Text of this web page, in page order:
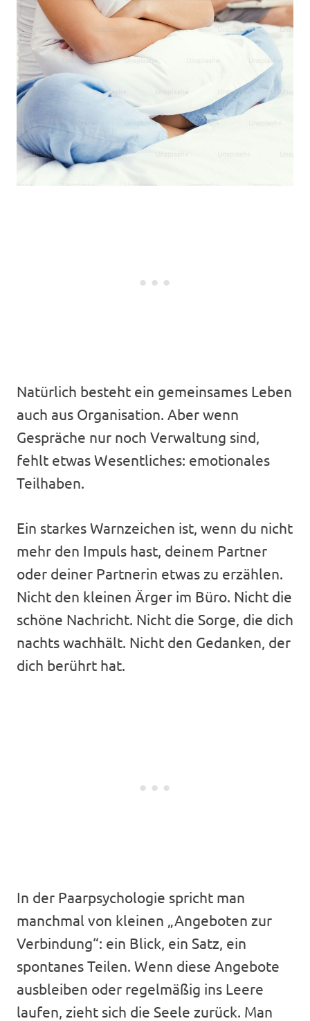
Natürlich besteht ein gemeinsames Leben
auch aus Organisation. Aber wenn
Gespräche nur noch Verwaltung sind,
fehlt etwas Wesentliches: emotionales
Teilhaben.
Ein starkes Warnzeichen ist, wenn du nicht
mehr den Impuls hast, deinem Partner
oder deiner Partnerin etwas zu erzählen.
Nicht den kleinen Ärger im Büro. Nicht die
schöne Nachricht. Nicht die Sorge, die dich
nachts wachhält. Nicht den Gedanken, der
dich berührt hat.
In der Paarpsychologie spricht man
manchmal von kleinen „Angeboten zur
Verbindung“: ein Blick, ein Satz, ein
spontanes Teilen. Wenn diese Angebote
ausbleiben oder regelmäßig ins Leere
laufen, zieht sich die Seele zurück. Man